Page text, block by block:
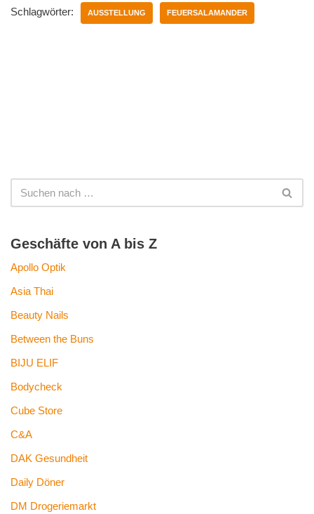
Schlagwörter: AUSSTELLUNG FEUERSALAMANDER
Geschäfte von A bis Z
Apollo Optik
Asia Thai
Beauty Nails
Between the Buns
BIJU ELIF
Bodycheck
Cube Store
C&A
DAK Gesundheit
Daily Döner
DM Drogeriemarkt